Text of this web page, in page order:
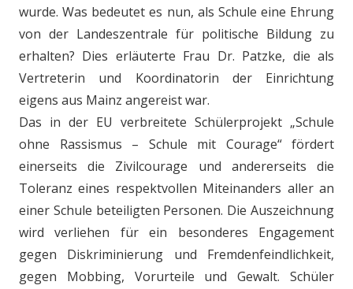
wurde. Was bedeutet es nun, als Schule eine Ehrung
von der Landeszentrale für politische Bildung zu
erhalten? Dies erläuterte Frau Dr. Patzke, die als
Vertreterin und Koordinatorin der Einrichtung
eigens aus Mainz angereist war.
Das in der EU verbreitete Schülerprojekt „Schule
ohne Rassismus – Schule mit Courage“ fördert
einerseits die Zivilcourage und andererseits die
Toleranz eines respektvollen Miteinanders aller an
einer Schule beteiligten Personen. Die Auszeichnung
wird verliehen für ein besonderes Engagement
gegen Diskriminierung und Fremdenfeindlichkeit,
gegen Mobbing, Vorurteile und Gewalt. Schüler